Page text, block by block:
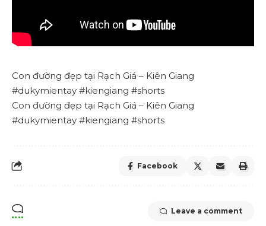
Con đường đẹp tại Rạch Giá – Kiên Giang
#dukymientay #kiengiang #shorts
Con đường đẹp tại Rạch Giá – Kiên Giang
#dukymientay #kiengiang #shorts
Facebook
Leave a comment